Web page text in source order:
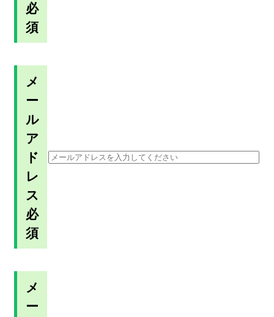
必
須
メ
ー
ル
ア
ド
レ
ス
必
須
メ
ー